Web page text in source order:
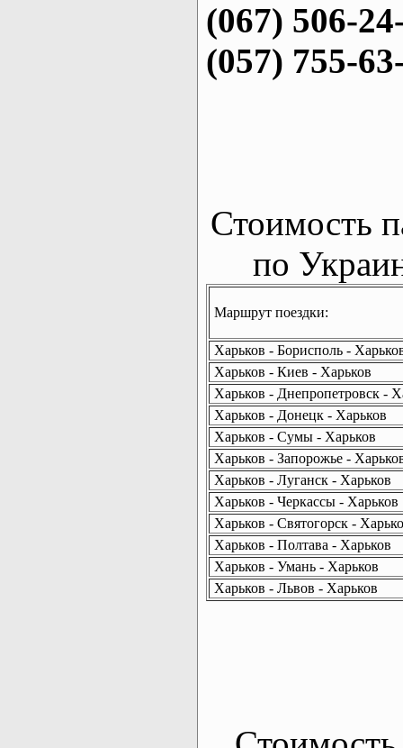
(067) 506-
(057) 755-
Стоимость
по
Маршрут поездки:
Харьков - Борисполь -
Харьков - Киев - Харьков
Харьков - Днепропетровск -
Харьков - Донецк - Харьков
Харьков - Сумы - Харьков
Харьков - Запорожье -
Харьков - Луганск - Харьков
Харьков - Черкассы - Харьков
Харьков - Святогорск -
Харьков - Полтава - Харьков
Харьков - Умань - Харьков
Харьков - Львов - Харьков